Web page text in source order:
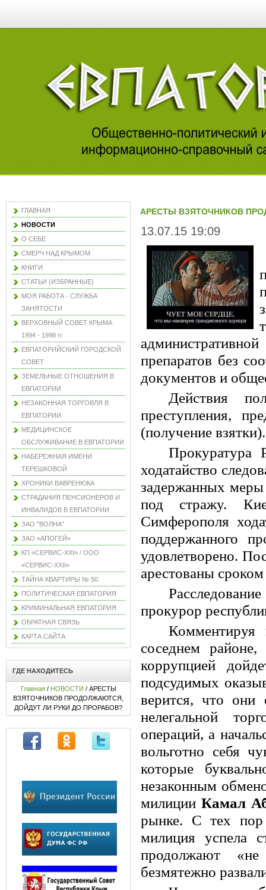
ГЛАВНАЯ
НОВОСТИ
О СЕБЕ
СМЕРЧ НАД КРЫМОМ
КНИГИ
СТАТЬИ (ИЗБРАННЫЕ)
МОЯ РАБОТА - СЛУЖБА
ЗАНЯТОСТИ
ВЕРХОВНЫЙ СОВЕТ КРЫМА
1994 - 1998 гг.
ЕВПАТОРИЙСКИЙ ГОРОДСКОЙ
СОВЕТ
ЗЕМЕЛЬНЫЕ ОТНОШЕНИЯ В
ЕВПАТОРИИ
НЕЗАКОННАЯ ТОРГОВЛЯ В
ЕВПАТОРИИ
МЕДИЦИНСКОЕ
ОБСЛУЖИВАНИЕ В ЕВПАТОРИИ
НАБЕРЕЖНАЯ ИМЕНИ
ТЕРЕШКОВОЙ
ХРОНИКИ ВАВРЕНЮКА
СТРАДАНИЯ ПЕНСИОНЕРОВ И
ИНВАЛИДОВ В ЕВПАТОРИИ
ЗАО "ВОЛНА"
ЗАО «АПОГЕЙ»
КП «СЕРВИС-XXI» / ООО
«СЕРВИС-XXII»
ТАЙНА КВАРТИРЫ № 50.
ПОЛИТИЧЕСКАЯ ЕВПАТОРИЯ
КРИМИНАЛЬНАЯ ЕВПАТОРИЯ
ОБРАТНАЯ СВЯЗЬ
КАРТА САЙТА
ГДЕ НАХОДИТЕСЬ
Главная/ НОВОСТИ / АРЕСТЫ
ВЗЯТОЧНИКОВ ПРОДОЛЖАЮТСЯ,
ДОЙДУТ ЛИ РУКИ ДО ПРОРАБОВ?
АРЕСТЫ ВЗЯТОЧНИКОВ
13.07.15 19:09
препаратов без
документов и
Действия
преступления,
(получение взятки).
Прокуратура
ходатайство
задержанных меры
под стражу.
Симферополя
поддержанного
удовлетворено.
арестованы
прокурор
Комментируя
соседнем
коррупцией
подсудимых
верится, что они
нелегальной
операций, а
вольготно себя
которые
незаконным
милиции Камал
рынке. С тех пор
милиция успела
продолжают «не
безмятежно